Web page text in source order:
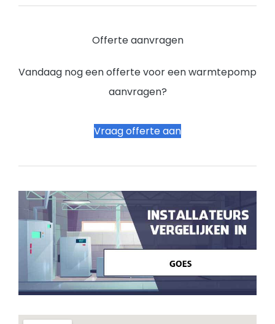
Offerte aanvragen
Vandaag nog een offerte voor een warmtepomp
aanvragen?
Vraag offerte aan